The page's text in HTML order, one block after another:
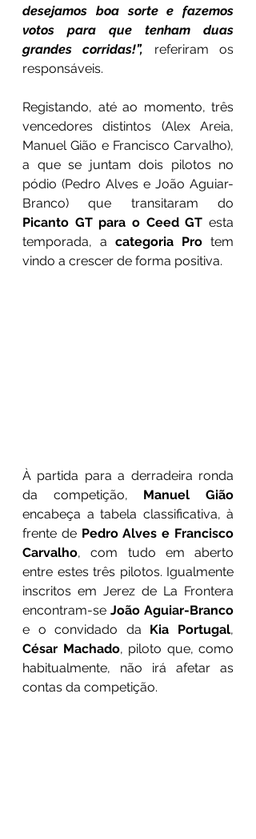
desejamos boa sorte e fazemos
votos para que tenham duas
grandes corridas!”, referiram os
responsáveis.
Registando, até ao momento, três
vencedores distintos (Alex Areia,
Manuel Gião e Francisco Carvalho),
a que se juntam dois pilotos no
pódio (Pedro Alves e João Aguiar-
Picanto GT para o Ceed GT esta
temporada, a categoria Pro tem
vindo a crescer de forma positiva.
À partida para a derradeira ronda
da competição, Manuel Gião
encabeça a tabela classificativa, à
frente de Pedro Alves e Francisco
Carvalho, com tudo em aberto
entre estes três pilotos. Igualmente
inscritos em Jerez de La Frontera
encontram-se João Aguiar-Branco
e o convidado da Kia Portugal
César Machado, piloto que, como
habitualmente, não irá afetar as
contas da competição.